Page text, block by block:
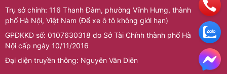
Trụ sở chính: 116 Thanh Đàm, phường Vĩnh Hưng, thành
phố Hà Nội, Việt Nam (Để xe ô tô không giới hạn)
GPĐKKD số: 0107630318 do Sở Tài Chính thành phố Hà
Nội cấp ngày 10/11/2016
Đại diện truyền thông: Nguyễn Văn Diễn